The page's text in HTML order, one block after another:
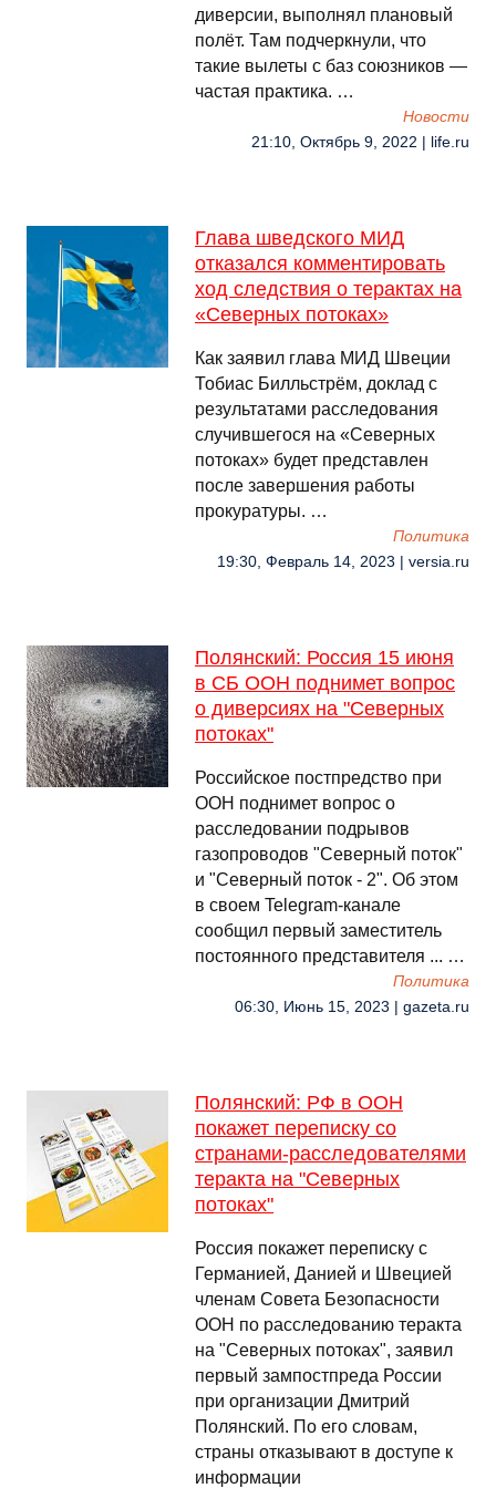
диверсии, выполнял плановый
полёт. Там подчеркнули, что
такие вылеты с баз союзников —
частая практика. …
Новости
21:10, Октябрь 9, 2022 | life.ru
Глава шведского МИД
отказался комментировать
ход следствия о терактах на
«Северных потоках»
Как заявил глава МИД Швеции
Тобиас Билльстрём, доклад с
результатами расследования
случившегося на «Северных
потоках» будет представлен
после завершения работы
прокуратуры. …
Политика
19:30, Февраль 14, 2023 | versia.ru
Полянский: Россия 15 июня
в СБ ООН поднимет вопрос
о диверсиях на "Северных
потоках"
Российское постпредство при
ООН поднимет вопрос о
расследовании подрывов
газопроводов "Северный поток"
и "Северный поток - 2". Об этом
в своем Telegram-канале
сообщил первый заместитель
постоянного представителя ... …
Политика
06:30, Июнь 15, 2023 | gazeta.ru
Полянский: РФ в ООН
покажет переписку со
странами-расследователями
теракта на "Северных
потоках"
Россия покажет переписку с
Германией, Данией и Швецией
членам Совета Безопасности
ООН по расследованию теракта
на "Северных потоках", заявил
первый зампостпреда России
при организации Дмитрий
Полянский. По его словам,
страны отказывают в доступе к
информации